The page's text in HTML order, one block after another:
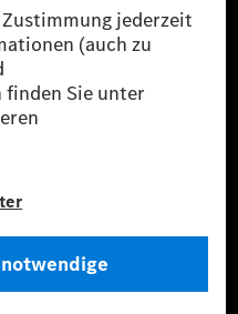
dem vorgeschriebenen
Light vehicles Test
beziehen sich auf
und der CO₂-Ausstoß
Ausnutzung des Kraftstoffs
sondern auch vom Fahrstil und
der VO 692/2008/EG
„WLTP-
weder bestätigte Werte von
noch eine EG-
mit amtlichen